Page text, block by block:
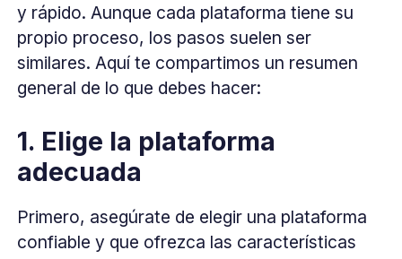
y rápido. Aunque cada plataforma tiene su
propio proceso, los pasos suelen ser
similares. Aquí te compartimos un resumen
general de lo que debes hacer:
1. Elige la plataforma
adecuada
Primero, asegúrate de elegir una plataforma
confiable y que ofrezca las características